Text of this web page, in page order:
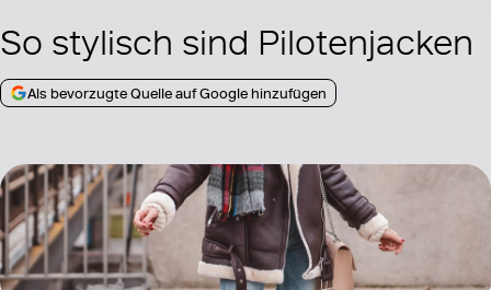
So stylisch sind Pilotenjacken
Als bevorzugte Quelle auf Google hinzufügen